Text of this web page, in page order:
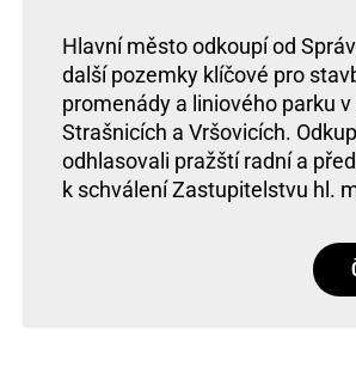
Hlavní město odkoupí od
další pozemky klíčové pro
promenády a liniového parku
Strašnicích a Vršovicích.
odhlasovali pražští radní a
k schválení Zastupitelstvu hl.